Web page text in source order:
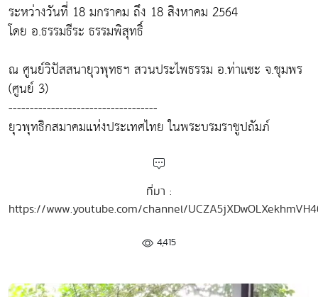
ระหว่างวันที่ 18 มกราคม ถึง 18 สิงหาคม 2564
โดย อ.ธรรมธีระ ธรรมพิสุทธิ์
ณ ศูนย์วิปัสสนายุวพุทธฯ สวนประไพธรรม อ.ท่าแซะ จ.ชุมพร
(ศูนย์ 3)
-----------------------------------
ยุวพุทธิกสมาคมแห่งประเทศไทย ในพระบรมราชูปถัมภ์
ที่มา :
https://www.youtube.com/channel/
4,415